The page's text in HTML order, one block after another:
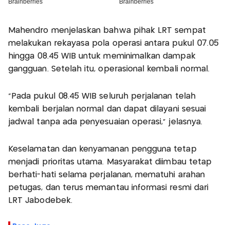
Mahendro menjelaskan bahwa pihak LRT sempat
melakukan rekayasa pola operasi antara pukul 07.05
hingga 08.45 WIB untuk meminimalkan dampak
gangguan. Setelah itu, operasional kembali normal.
“Pada pukul 08.45 WIB seluruh perjalanan telah
kembali berjalan normal dan dapat dilayani sesuai
jadwal tanpa ada penyesuaian operasi,” jelasnya.
Keselamatan dan kenyamanan pengguna tetap
menjadi prioritas utama. Masyarakat diimbau tetap
berhati-hati selama perjalanan, mematuhi arahan
petugas, dan terus memantau informasi resmi dari
LRT Jabodebek.